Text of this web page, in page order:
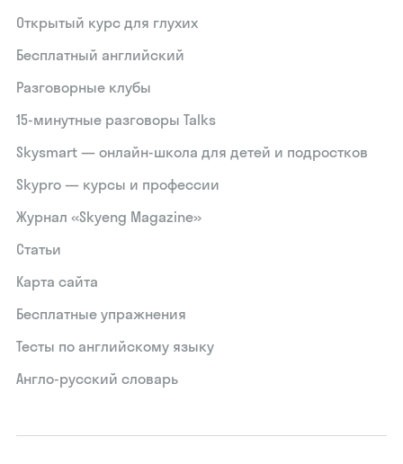
Открытый курс для глухих
Бесплатный английский
Разговорные клубы
15‑минутные разговоры Talks
Skysmart — онлайн-школа для детей и подростков
Skypro — курсы и профессии
Журнал «Skyeng Magazine»
Статьи
Карта сайта
Бесплатные упражнения
Тесты по английскому языку
Англо-русский словарь